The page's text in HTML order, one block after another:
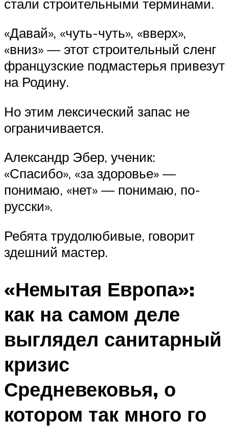
стали строительными терминами.
«Давай», «чуть-чуть», «вверх»,
«вниз» — этот строительный сленг
французские подмастерья привезут
на Родину.
Но этим лексический запас не
ограничивается.
Александр Эбер, ученик:
«Спасибо», «за здоровье» —
понимаю, «нет» — понимаю, по-
русски».
Ребята трудолюбивые, говорит
здешний мастер.
«Немытая Европа»:
как на самом деле
выглядел санитарный
кризис
Средневековья, о
котором так много го